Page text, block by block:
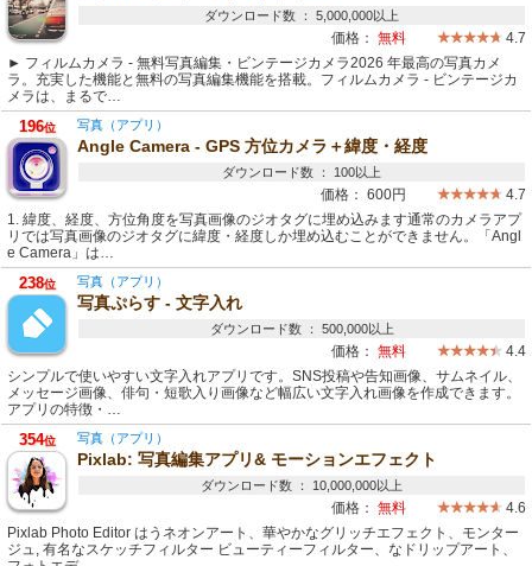
ダウンロード数 ： 5,000,000以上
価格： 無料
4.7
► フィルムカメラ - 無料写真編集・ビンテージカメラ2026 年最高の写真カメ
ラ。充実した機能と無料の写真編集機能を搭載。フィルムカメラ - ビンテージカ
メラは、まるで…
196位 写真（アプリ）
Angle Camera - GPS 方位カメラ＋緯度・経度
ダウンロード数 ： 100以上
価格： 600円
4.7
1. 緯度、経度、方位角度を写真画像のジオタグに埋め込みます通常のカメラアプ
リでは写真画像のジオタグに緯度・経度しか埋め込むことができません。「Angl
e Camera」は…
238位 写真（アプリ）
写真ぷらす - 文字入れ
ダウンロード数 ： 500,000以上
価格： 無料
4.4
シンプルで使いやすい文字入れアプリです。SNS投稿や告知画像、サムネイル、
メッセージ画像、俳句・短歌入り画像など幅広い文字入れ画像を作成できます。
アプリの特徴・…
354位 写真（アプリ）
Pixlab: 写真編集アプリ& モーションエフェクト
ダウンロード数 ： 10,000,000以上
価格： 無料
4.6
Pixlab Photo Editor はうネオンアート、華やかなグリッチエフェクト、モンター
ジュ, 有名なスケッチフィルター ビューティーフィルター、なドリップアート、